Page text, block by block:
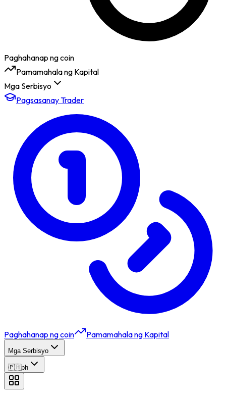
Paghahanap ng coin
Pamamahala ng Kapital
Mga Serbisyo
Pagsasanay Trader
Paghahanap ng coin Pamamahala ng Kapital
Mga Serbisyo
🇵🇭ph